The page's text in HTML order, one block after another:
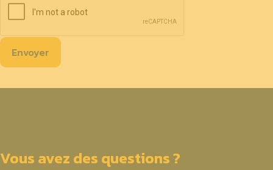
Envoyer
Vous avez des questions ?